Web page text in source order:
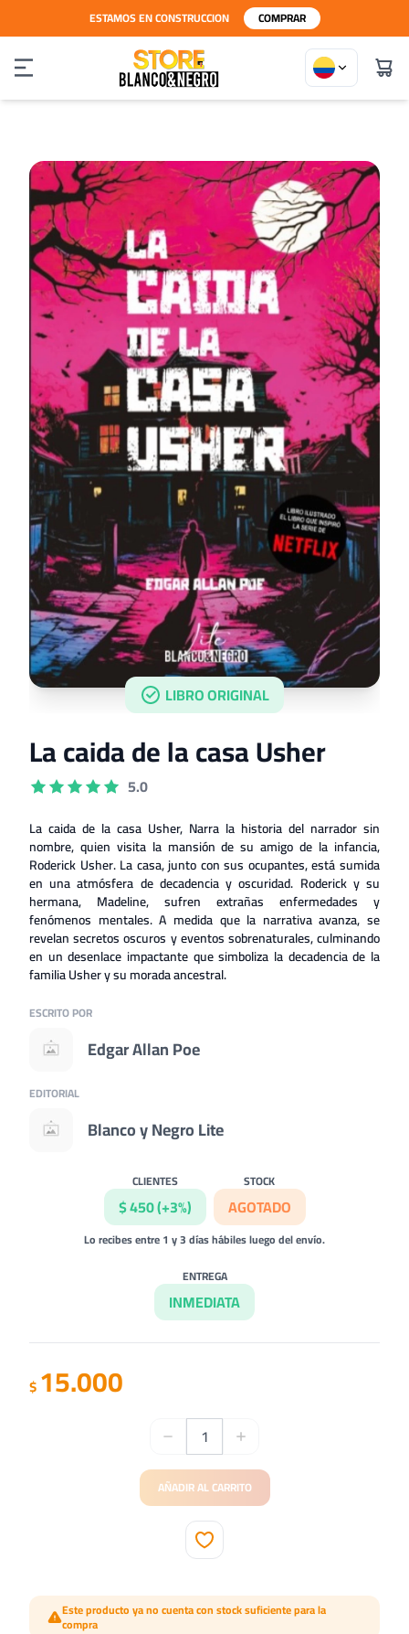
ESTAMOS EN CONSTRUCCION COMPRAR
LIBRO ORIGINAL
La caida de la casa Usher
5.0
La caida de la casa Usher, Narra la historia del narrador sin
nombre, quien visita la mansión de su amigo de la infancia,
Roderick Usher. La casa, junto con sus ocupantes, está sumida
en una atmósfera de decadencia y oscuridad. Roderick y su
hermana, Madeline, sufren extrañas enfermedades y
fenómenos mentales. A medida que la narrativa avanza, se
revelan secretos oscuros y eventos sobrenaturales, culminando
en un desenlace impactante que simboliza la decadencia de la
familia Usher y su morada ancestral.
ESCRITO POR
Edgar Allan Poe
EDITORIAL
Blanco y Negro Lite
CLIENTES
$ 450 (+3%)
STOCK
AGOTADO
Lo recibes entre 1 y 3 días hábiles luego del envío.
ENTREGA
INMEDIATA
$15.000
AÑADIR AL CARRITO
Este producto ya no cuenta con stock suficiente para la
compra